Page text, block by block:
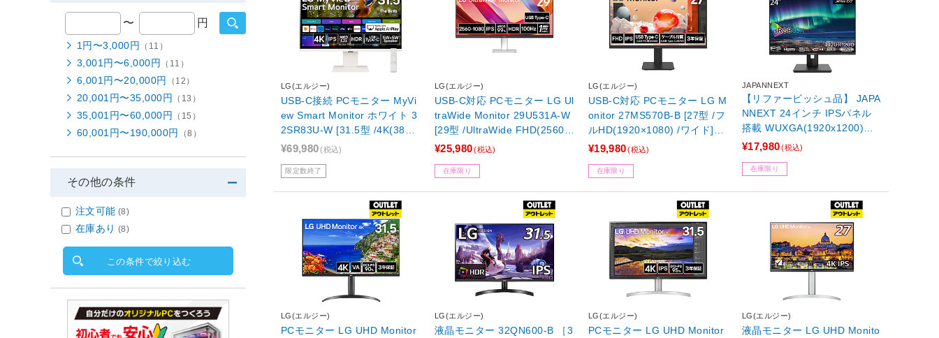
LG(エルジー)
USB-C接続 PCモニター MyVi
ew Smart Monitor ホワイト 3
2SR83U-W [31.5型 /4K(3840
×2160） /スクエア]【外箱不
¥69,980(税込)
限定数終了
LG(エルジー)
USB-C対応 PCモニター LG Ul
traWide Monitor 29U531A-W
[29型 /UltraWide FHD(2560×
1080） /ワイド /100Hz]【外
¥25,980(税込)
在庫限り
LG(エルジー)
USB-C対応 PCモニター LG M
onitor 27MS570B-B [27型 /フ
ルHD(1920×1080) /ワイド]
【外箱不良品】
¥19,980(税込)
在庫限り
JAPANNEXT
【リファービッシュ品】 JAPA
NNEXT 24インチ IPSパネル
搭載 WUXGA(1920x1200)解
像度 液晶モニター JN-IPS24
WUXGA(1920×1200） /ワイ
¥17,980(税込)
在庫限り
LG(エルジー)
PCモニター LG UHD Monitor
LG(エルジー)
液晶モニター 32QN600-B ［3
LG(エルジー)
PCモニター LG UHD Monitor
LG(エルジー)
液晶モニター LG UHD Monito
〜 円
1円〜3,000円 （11）
3,001円〜6,000円 （11）
6,001円〜20,000円 （12）
20,001円〜35,000円 （13）
35,001円〜60,000円 （15）
60,001円〜190,000円 （8）
その他の条件
注文可能 (8)
在庫あり (8)
この条件で絞り込む